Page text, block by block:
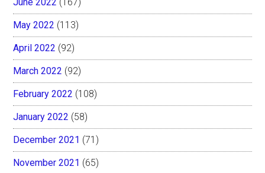
May 2022 (113)
April 2022 (92)
March 2022 (92)
February 2022 (108)
January 2022 (58)
December 2021 (71)
November 2021 (65)